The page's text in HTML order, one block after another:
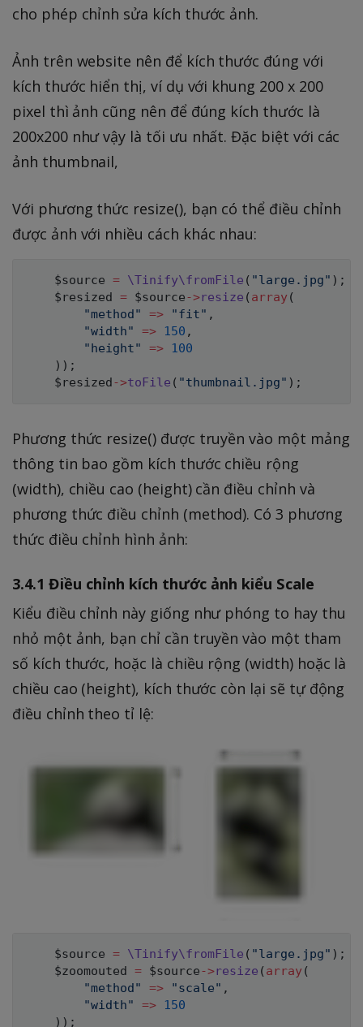
cho phép chỉnh sửa kích thước ảnh.
Ảnh trên website nên để kích thước đúng với
kích thước hiển thị, ví dụ với khung 200 x 200
pixel thì ảnh cũng nên để đúng kích thước là
200x200 như vậy là tối ưu nhất. Đặc biệt với các
ảnh thumbnail,
Với phương thức resize(), bạn có thể điều chỉnh
được ảnh với nhiều cách khác nhau:
$source = \Tinify\fromFile ( "large.jpg" ) ;
$resized
= $source->resize ( array (
"method"
=> "fit" ,
"width"
=> 150 ,
"height"
=>
100
) ) ;
$resized ->toFile ( "thumbnail.jpg" ) ;
Phương thức resize() được truyền vào một mảng
thông tin bao gồm kích thước chiều rộng
(width), chiều cao (height) cần điều chỉnh và
phương thức điều chỉnh (method). Có 3 phương
thức điều chỉnh hình ảnh:
3.4.1 Điều chỉnh kích thước ảnh kiểu Scale
Kiểu điều chỉnh này giống như phóng to hay thu
nhỏ một ảnh, bạn chỉ cần truyền vào một tham
số kích thước, hoặc là chiều rộng (width) hoặc là
chiều cao (height), kích thước còn lại sẽ tự động
điều chỉnh theo tỉ lệ:
$source = \Tinify\fromFile ( "large.jpg" ) ;
$zoomouted = $source->resize ( array (
"method"
=> "scale" ,
"width"
=>
150
) ) ;